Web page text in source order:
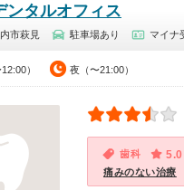
ンタルオフィス
市萩見 駐車場あり マイナ
） 夜（〜21:00）
歯科 5.0
痛みのない治療